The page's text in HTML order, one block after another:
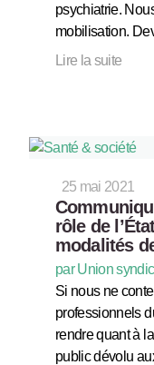
psychiatrie.
mobilisation.
Lire la suite
25 mai 2021
rôle de
modalités
par Union
Si nous ne
professionnels
rendre quant à
public dévolu